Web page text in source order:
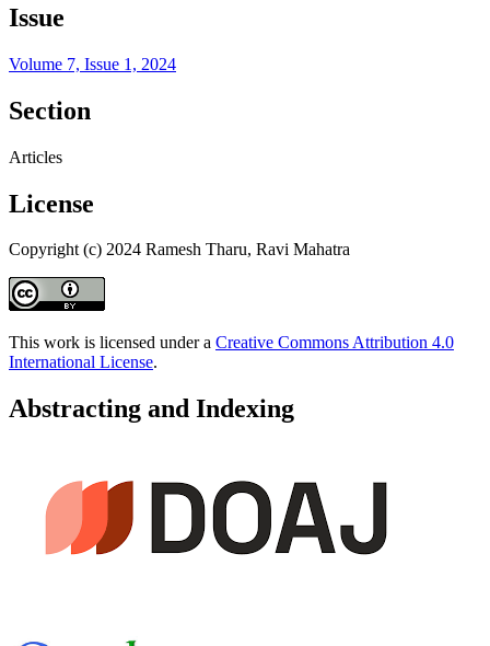
Issue
Volume 7, Issue 1, 2024
Section
Articles
License
Copyright (c) 2024 Ramesh Tharu, Ravi Mahatra
This work is licensed under a Creative Commons Attribution 4.0
International License.
Abstracting and Indexing